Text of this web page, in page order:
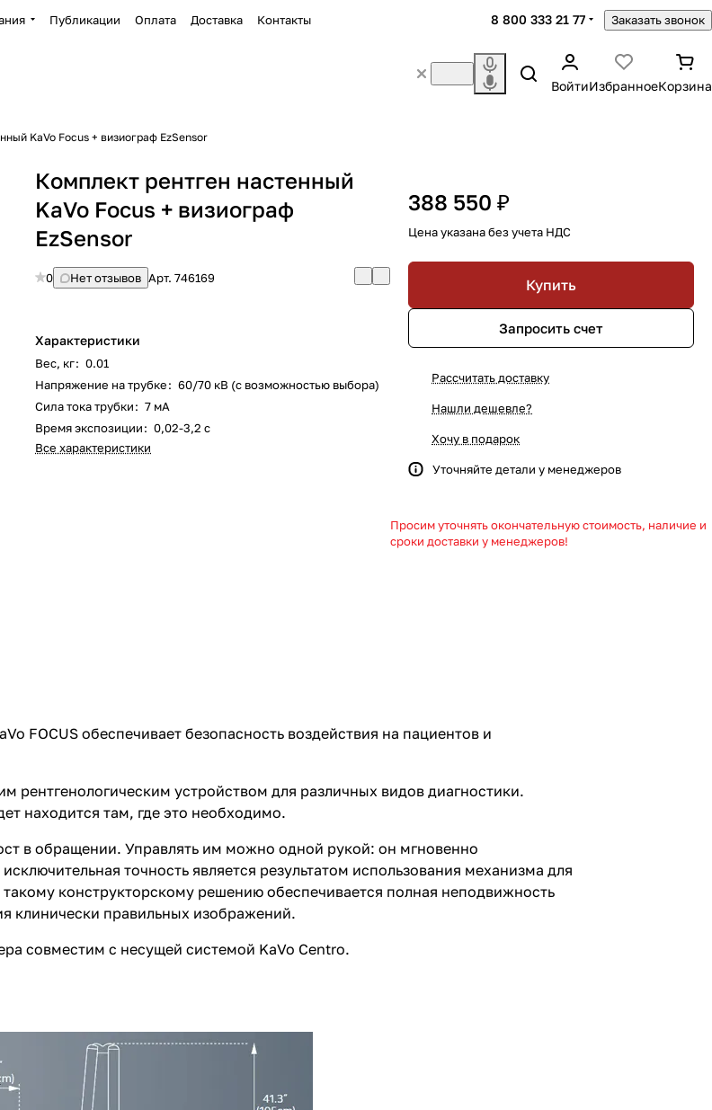
Публикации Оплата Доставка Контакты 8 800 333 21 77 Заказать звонок
ВойтиИзбранноеКорзина
KaVo Focus + визиограф EzSensor
Комплект рентген настенный
KaVo Focus + визиограф
EzSensor
0 Нет отзывов Арт.746169
Характеристики
Вес, кг: 0.01
Напряжение на трубке: 60/70 кВ (с возможностью выбора)
Сила тока трубки: 7 мА
Время экспозиции: 0,02-3,2 с
Все характеристики
388 550 ₽
Цена указана без учета НДС
Купить
Запросить счет
Рассчитать доставку
Нашли дешевле?
Хочу в подарок
Уточняйте детали у менеджеров
Просим уточнять окончательную стоимость, наличие и
сроки доставки у менеджеров!
FOCUS обеспечивает безопасность воздействия на пациентов и
рентгенологическим устройством для различных видов диагностики.
находится там, где это необходимо.
в обращении. Управлять им можно одной рукой: он мгновенно
точность является результатом использования механизма для
конструкторскому решению обеспечивается полная неподвижность
клинически правильных изображений.
совместим с несущей системой KaVo Centro.